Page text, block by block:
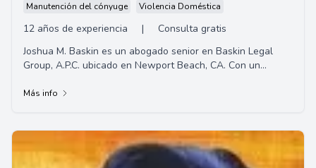
Manutención del cónyuge
Violencia Doméstica
12 años de experiencia |
Consulta gratis
Joshua M. Baskin es un abogado senior en Baskin Legal
Group, A.P.C. ubicado en Newport Beach, CA. Con un
Más info